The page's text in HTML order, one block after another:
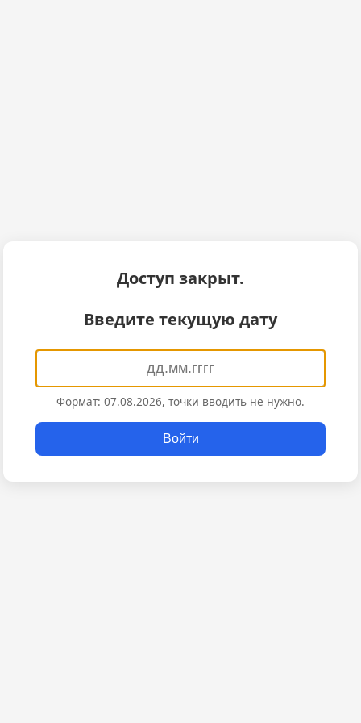
Доступ закрыт.
Введите текущую дату
Формат: 07.08.2026, точки вводить не нужно.
Войти